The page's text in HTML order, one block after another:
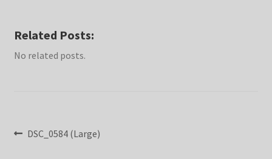
Related Posts:
No related posts.
Nawigacja
Poprzedni
DSC_0584 (Large)